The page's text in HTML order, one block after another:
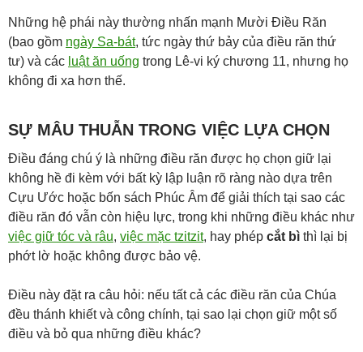
Những hệ phái này thường nhấn mạnh Mười Điều Răn
(bao gồm ngày Sa-bát, tức ngày thứ bảy của điều răn thứ
tư) và các luật ăn uống trong Lê-vi ký chương 11, nhưng họ
không đi xa hơn thế.
SỰ MÂU THUẪN TRONG VIỆC LỰA CHỌN
Điều đáng chú ý là những điều răn được họ chọn giữ lại
không hề đi kèm với bất kỳ lập luận rõ ràng nào dựa trên
Cựu Ước hoặc bốn sách Phúc Âm để giải thích tại sao các
điều răn đó vẫn còn hiệu lực, trong khi những điều khác như
việc giữ tóc và râu, việc mặc tzitzit, hay phép cắt bì thì lại bị
phớt lờ hoặc không được bảo vệ.
Điều này đặt ra câu hỏi: nếu tất cả các điều răn của Chúa
đều thánh khiết và công chính, tại sao lại chọn giữ một số
điều và bỏ qua những điều khác?